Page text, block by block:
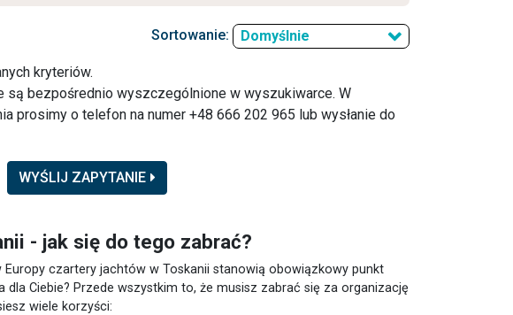
Sortowanie: Domyślnie
kryteriów.
są bezpośrednio wyszczególnione w wyszukiwarce. W
prosimy o telefon na numer +48 666 202 965 lub wysłanie do
WYŚLIJ ZAPYTANIE
- jak się do tego zabrać?
Europy czartery jachtów w Toskanii stanowią obowiązkowy punkt
Ciebie? Przede wszystkim to, że musisz zabrać się za organizację
wiele korzyści: